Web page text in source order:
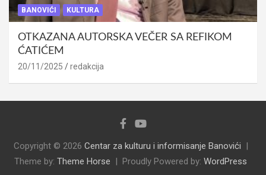
BANOVIĆI KULTURA
OTKAZANA AUTORSKA VEČER SA REFIKOM
ĆATIĆEM
20/11/2025 redakcija
Copyright © 2026 Centar za kulturu i informisanje Banovići
Theme by: Theme Horse Proudly Powered by: WordPress